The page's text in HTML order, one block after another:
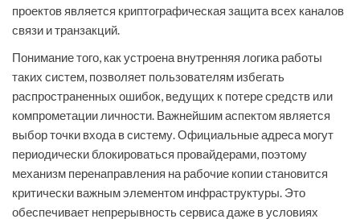
проектов является криптографическая защита всех каналов
связи и транзакций.
Понимание того, как устроена внутренняя логика работы
таких систем, позволяет пользователям избегать
распространенных ошибок, ведущих к потере средств или
компрометации личности. Важнейшим аспектом является
выбор точки входа в систему. Официальные адреса могут
периодически блокироваться провайдерами, поэтому
механизм перенаправления на рабочие копии становится
критически важным элементом инфраструктуры. Это
обеспечивает непрерывность сервиса даже в условиях